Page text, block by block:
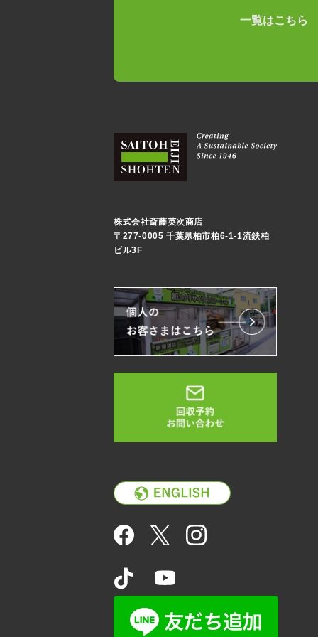
一覧はこちら
株式会社斎藤英次商店
〒277-0005 千葉県柏市柏6-1-1流鉄柏
ビル3F